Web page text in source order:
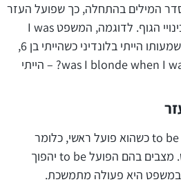
המילים בהתחלה, כך שפועל העזר
יתחיל את המשפט במקום כינויי הגוף. לדוגמה, המשפט I was
blond when I was 6, שמשמעותו הייתי בלונדיני כשהייתי בן 6,
יהפוך למשפט שאלה – was I blonde when I was 6? – הייתי
עד עכשיו הכרנו את הפועל to be כשהוא פועל ראשי, כלומר
מתאר את הפעולה במשפט. מצבים בהם הפועל to be יהפוך
היא פעולה מתמשכת.